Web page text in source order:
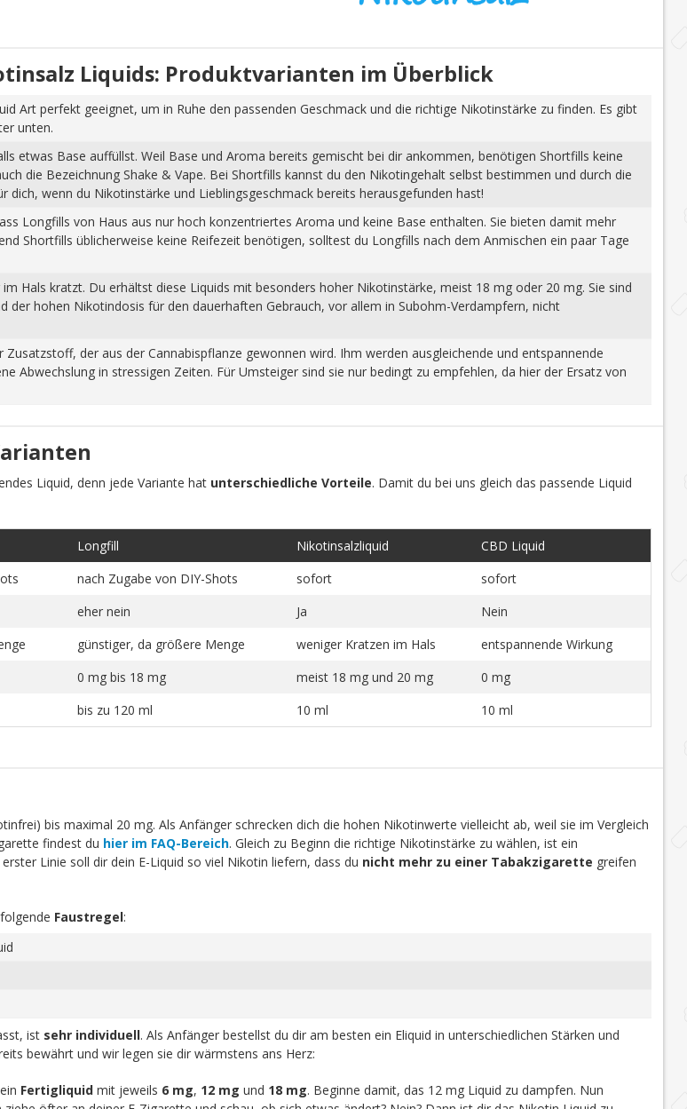
Liquids: Produktvarianten im Überblick
Art perfekt geeignet, um in Ruhe den passenden Geschmack und die richtige Nikotinstärke zu finden. Es gibt
unten.
etwas Base auffüllst. Weil Base und Aroma bereits gemischt bei dir ankommen, benötigen Shortfills keine
die Bezeichnung Shake & Vape. Bei Shortfills kannst du den Nikotingehalt selbst bestimmen und durch die
wenn du Nikotinstärke und Lieblingsgeschmack bereits herausgefunden hast!
Longfills von Haus aus nur hoch konzentriertes Aroma und keine Base enthalten. Sie bieten damit mehr
Shortfills üblicherweise keine Reifezeit benötigen, solltest du Longfills nach dem Anmischen ein paar Tage
Hals kratzt. Du erhältst diese Liquids mit besonders hoher Nikotinstärke, meist 18 mg oder 20 mg. Sie sind
hohen Nikotindosis für den dauerhaften Gebrauch, vor allem in Subohm-Verdampfern, nicht
der aus der Cannabispflanze gewonnen wird. Ihm werden ausgleichende und entspannende
Abwechslung in stressigen Zeiten. Für Umsteiger sind sie nur bedingt zu empfehlen, da hier der Ersatz von
Liquid, denn jede Variante hat unterschiedliche Vorteile. Damit du bei uns gleich das passende Liquid
Longfill Nikotinsalzliquid
CBD Liquid
nach Zugabe von DIY-Shots sofort
sofort
eher nein Ja
Nein
günstiger, da größere Menge weniger Kratzen im Hals
entspannende Wirkung
0 mg bis 18 mg meist 18 mg und 20 mg
0 mg
bis zu 120 ml 10 ml 10 ml
bis maximal 20 mg. Als Anfänger schrecken dich die hohen Nikotinwerte vielleicht ab, weil sie im Vergleich
findest du hier im FAQ-Bereich. Gleich zu Beginn die richtige Nikotinstärke zu wählen, ist ein
Linie soll dir dein E-Liquid so viel Nikotin liefern, dass du nicht mehr zu einer Tabakzigarette greifen
Faustregel:
ist sehr individuell. Als Anfänger bestellst du dir am besten ein Eliquid in unterschiedlichen Stärken und
bewährt und wir legen sie dir wärmstens ans Herz:
Fertigliquidmit jeweils 6 mg, 12 mg und 18 mg. Beginne damit, das 12 mg Liquid zu dampfen. Nun